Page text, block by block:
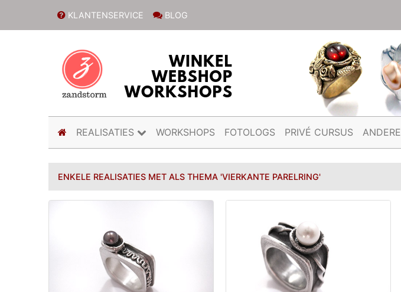
KLANTENSERVICE BLOG
(current)
REALISATIES WORKSHOPS FOTOLOGS PRIVÉ CURSUS ANDERE
ENKELE REALISATIES MET ALS THEMA 'VIERKANTE PARELRING'